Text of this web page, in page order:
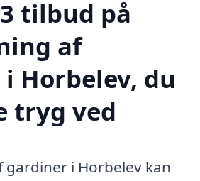
tilbud på
af
Horbelev, du
tryg ved
i Horbelev kan